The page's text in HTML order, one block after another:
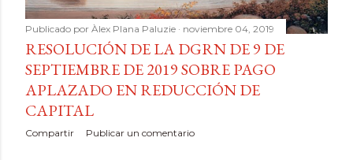
Publicado por Àlex Plana Paluzie noviembre 04, 2019
RESOLUCIÓN DE LA DGRN DE 9 DE
SEPTIEMBRE DE 2019 SOBRE PAGO
APLAZADO EN REDUCCIÓN DE
CAPITAL
Compartir Publicar un comentario